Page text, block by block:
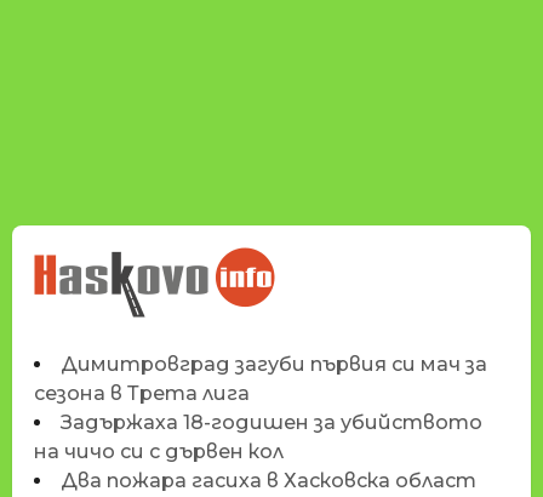
НОВИНИТЕ НА
HASKOVO.INFO
Димитровград загуби първия си мач за
сезона в Трета лига
Задържаха 18-годишен за убийството
на чичо си с дървен кол
Два пожара гасиха в Хасковска област